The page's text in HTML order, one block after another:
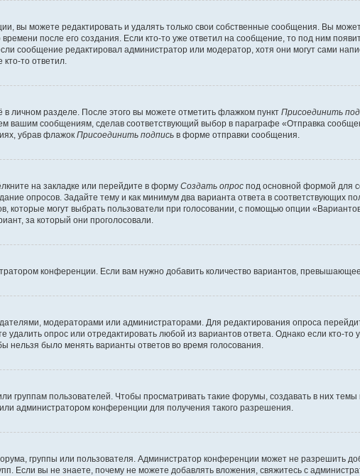
вы можете редактировать и удалять только свои собственные сообщения. Вы
после его создания. Если кто-то уже ответил на сообщение, то под ним
сообщение редактировал администратор или модератор, хотя они могут сами
то ответил.
личном разделе. После этого вы можете отметить флажком пункт Присоединить
вашим сообщениям, сделав соответствующий выбор в параграфе «Отправка
убрав флажок Присоединить подпись в форме отправки сообщения.
на закладке или перейдите в форму Создать опрос под основной формой для
опросов. Задайте тему и как минимум два варианта ответа в соответствующих
которые могут выбрать пользователи при голосовании, с помощью опции
за который они проголосовали.
конференции. Если вам нужно добавить количество вариантов,
модераторами или администраторами. Для редактирования опроса
удалить опрос или отредактировать любой из вариантов ответа. Однако если кто-
нельзя было менять варианты ответов во время голосования.
группам пользователей. Чтобы просматривать такие форумы, создавать в них
администратором конференции для получения такого разрешения.
группы или пользователя. Администратор конференции может не разрешить
Если вы не знаете, почему не можете добавлять вложения, свяжитесь с